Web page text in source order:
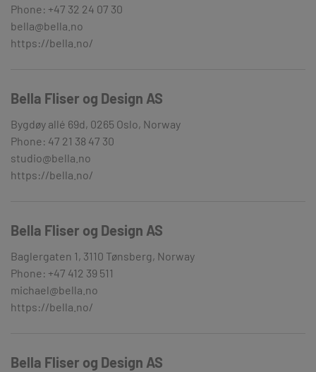
Phone: +47 32 24 07 30
bella@bella.no
https://bella.no/
Bella Fliser og Design AS
Bygdøy allé 69d, 0265 Oslo, Norway
Phone: 47 21 38 47 30
studio@bella.no
https://bella.no/
Bella Fliser og Design AS
Baglergaten 1, 3110 Tønsberg, Norway
Phone: +47 412 39 511
michael@bella.no
https://bella.no/
Bella Fliser og Design AS